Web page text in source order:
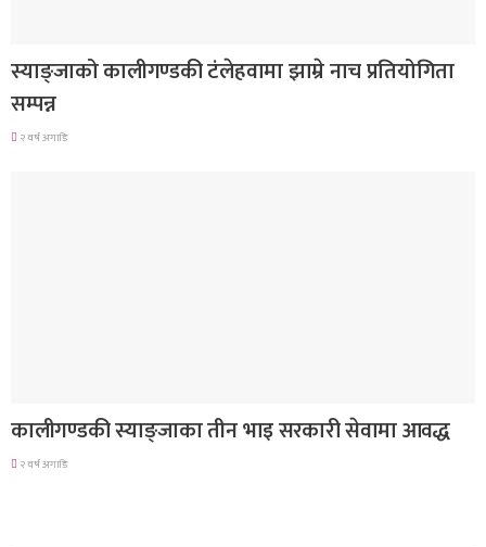
स्याङ्जाको कालीगण्डकी टंलेहवामा झाम्रे नाच प्रतियोगिता
सम्पन्न
२ वर्ष अगाडि
कालीगण्डकी स्याङ्जाका तीन भाइ सरकारी सेवामा आवद्ध
२ वर्ष अगाडि